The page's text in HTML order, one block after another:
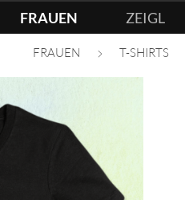
FRAUEN ZEIGL
FRAUEN T-SHIRTS